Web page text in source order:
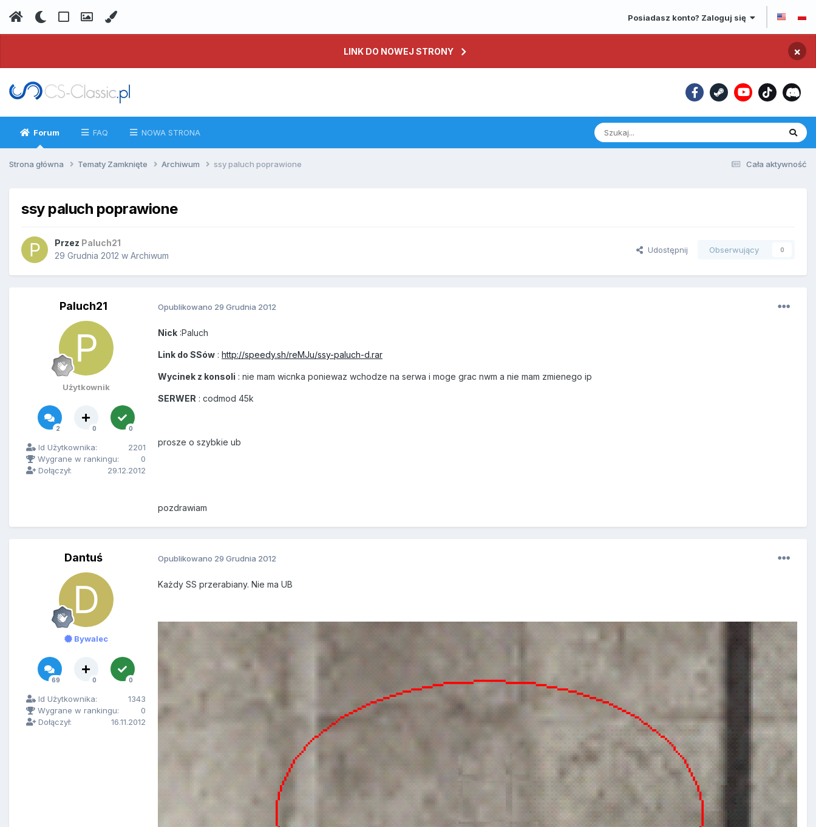
Posiadasz konto? Zaloguj się
LINK DO NOWEJ STRONY ×
Forum FAQ NOWA STRONA
Cała aktywność
Strona główna Tematy Zamknięte Archiwum ssy paluch poprawione
ssy paluch poprawione
Przez Paluch21
29 Grudnia 2012 w Archiwum
Udostępnij Obserwujący 0
Paluch21
Użytkownik
2 0 0
Id Użytkownika:
2201
Wygrane w rankingu:
0
Dołączył:
29.12.2012
Opublikowano 29 Grudnia 2012
Nick :Paluch
Link do SSów : http://speedy.sh/reMJu/ssy-paluch-d.rar
Wycinek z konsoli : nie mam wicnka poniewaz wchodze na serwa i moge grac nwm a nie mam zmienego ip
SERWER : codmod 45k
prosze o szybkie ub
pozdrawiam
Dantuś
Bywalec
69 0 0
Id Użytkownika:
1343
Wygrane w rankingu:
0
Dołączył:
16.11.2012
Opublikowano 29 Grudnia 2012
Każdy SS przerabiany. Nie ma UB